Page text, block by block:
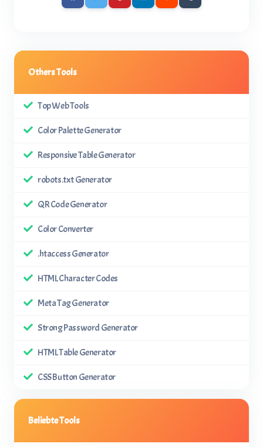
Others Tools
Top Web Tools
Color Palette Generator
Responsive Table Generator
robots.txt Generator
QR Code Generator
Color Converter
.htaccess Generator
HTML Character Codes
Meta Tag Generator
Strong Password Generator
HTML Table Generator
CSS Button Generator
Beliebte Tools